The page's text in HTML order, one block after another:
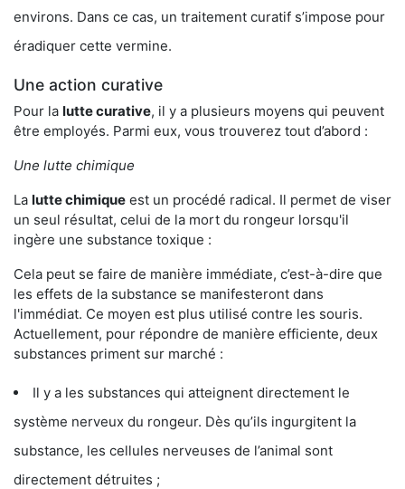
environs. Dans ce cas, un traitement curatif s’impose pour
éradiquer cette vermine.
Une action curative
Pour la lutte curative, il y a plusieurs moyens qui peuvent
être employés. Parmi eux, vous trouverez tout d’abord :
Une lutte chimique
La lutte chimique est un procédé radical. Il permet de viser
un seul résultat, celui de la mort du rongeur lorsqu'il
ingère une substance toxique :
Cela peut se faire de manière immédiate, c’est-à-dire que
les effets de la substance se manifesteront dans
l'immédiat. Ce moyen est plus utilisé contre les souris.
Actuellement, pour répondre de manière efficiente, deux
substances priment sur marché :
Il y a les substances qui atteignent directement le
système nerveux du rongeur. Dès qu’ils ingurgitent la
substance, les cellules nerveuses de l’animal sont
directement détruites ;